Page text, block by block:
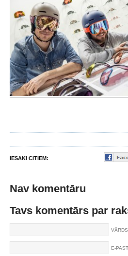
IESAKI CITIEM:
Nav komentāru
Tavs komentārs par
E-